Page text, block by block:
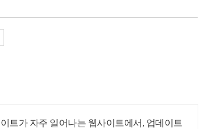
이트가 자주 일어나는 웹사이트에서, 업데이트